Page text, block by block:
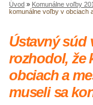
Úvod » Komunálne voľby
komunálne voľby v obciach
Ústavný súd
rozhodol, že
obciach a
museli sa